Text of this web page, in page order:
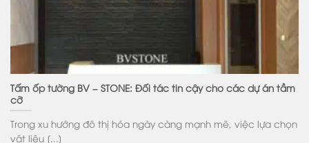
Tấm ốp tường BV – STONE: Đối tác tin cậy cho các dự án tầm
cỡ
Trong xu hướng đô thị hóa ngày càng mạnh mẽ, việc lựa chọn
vật liệu [...]